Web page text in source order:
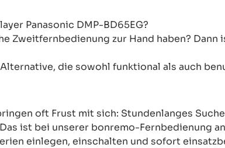
Panasonic DMP-BD65EG?
Zweitfernbedienung zur Hand haben? Dann
die sowohl funktional als auch
oft Frust mit sich: Stundenlanges
ist bei unserer bonremo-Fernbedienung
einlegen, einschalten und sofort